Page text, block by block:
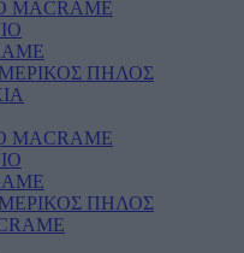
MACRAME
ΠΗΛΟΣ
MACRAME
ΠΗΛΟΣ